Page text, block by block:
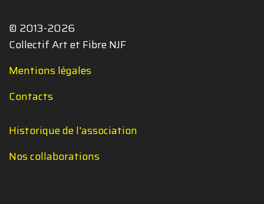
© 2013-2026
Collectif Art et Fibre NJF
Mentions légales
Contacts
Historique de l'association
Nos collaborations